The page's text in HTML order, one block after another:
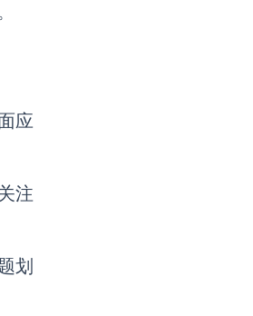
应
注
划